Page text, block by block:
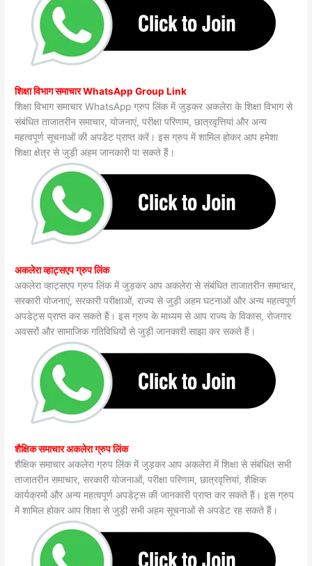
शिक्षा विभाग समाचार WhatsApp Group Link
शिक्षा विभाग समाचार WhatsApp ग्रुप लिंक में जुड़कर अकलेरा के शिक्षा विभाग से
संबंधित ताजातरीन समाचार, योजनाएं, परीक्षा परिणाम, छात्रवृत्तियां और अन्य
महत्वपूर्ण सूचनाओं की अपडेट प्राप्त करें। इस ग्रुप में शामिल होकर आप हमेशा
शिक्षा क्षेत्र से जुड़ी अहम जानकारी पा सकते हैं।
अकलेरा व्हाट्सएप ग्रुप लिंक
अकलेरा व्हाट्सएप ग्रुप लिंक में जुड़कर आप अकलेरा से संबंधित ताजातरीन समाचार,
सरकारी योजनाएं, सरकारी परीक्षाओं, राज्य से जुड़ी अहम घटनाओं और अन्य महत्वपूर्ण
अपडेट्स प्राप्त कर सकते हैं। इस ग्रुप के माध्यम से आप राज्य के विकास, रोजगार
अवसरों और सामाजिक गतिविधियों से जुड़ी जानकारी साझा कर सकते हैं।
शैक्षिक समाचार अकलेरा ग्रुप लिंक
शैक्षिक समाचार अकलेरा ग्रुप लिंक में जुड़कर आप अकलेरा में शिक्षा से संबंधित सभी
ताजातरीन समाचार, सरकारी योजनाओं, परीक्षा परिणाम, छात्रवृत्तियां, शैक्षिक
कार्यक्रमों और अन्य महत्वपूर्ण अपडेट्स की जानकारी प्राप्त कर सकते हैं। इस ग्रुप
में शामिल होकर आप शिक्षा से जुड़ी सभी अहम सूचनाओं से अपडेट रह सकते हैं।